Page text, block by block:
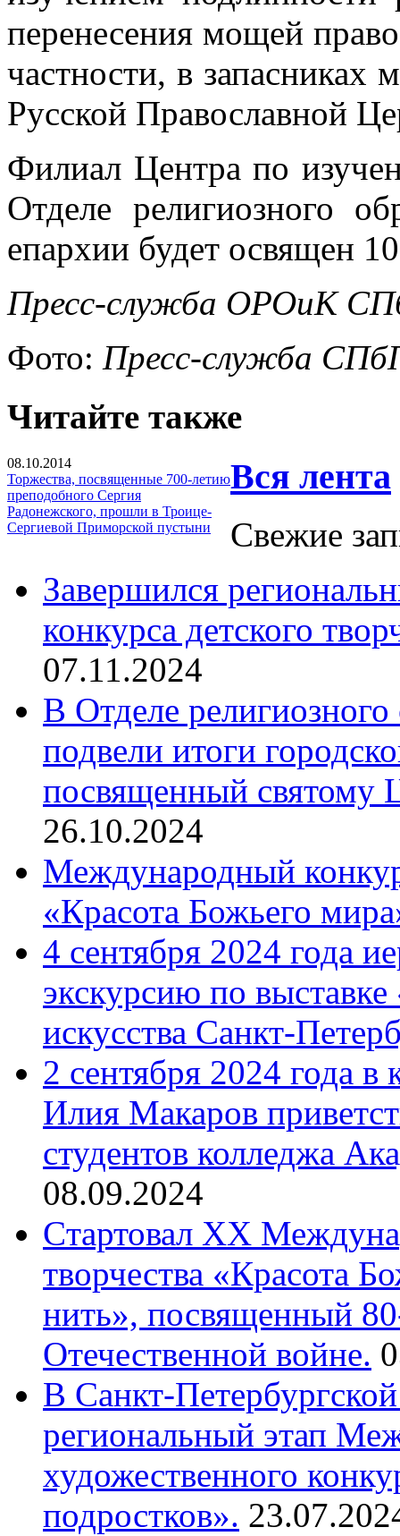
перенесения мощей
частности, в запасниках
Русской Православной
Филиал Центра по
Отделе религиозного
епархии будет освящен
Пресс-служба ОРОиК
Фото: Пресс-служба
Читайте также
08.10.2014
Торжества, посвященные 700-летию
преподобного Сергия
Радонежского, прошли в Троице-
Сергиевой Приморской пустыни
Вся лента
Свежие
Завершился
конкурса детского
07.11.2024
В Отделе религиозного
подвели итоги
посвященный святому
26.10.2024
Международный
«Красота Божьего
4 сентября 2024 года
экскурсию по
искусства Санкт-
2 сентября 2024 года
Илия Макаров
студентов колледжа
08.09.2024
Cтартовал XX
творчества «Красота
нить», посвященный
Отечественной войне.
В Санкт-
региональный этап
художественного
подростков».